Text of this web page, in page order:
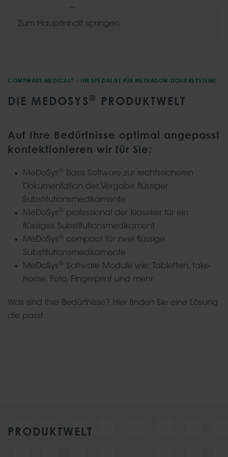
Zum Hauptinhalt springen
COMPWARE MEDICAL® - IHR SPEZIALIST FÜR METHADON-DOSIERSYSTEME
DIE MEDOSYS® PRODUKTWELT
Auf Ihre Bedürfnisse optimal angepasst
konfektionieren wir für Sie:
MeDoSys ®
Basis Software zur rechtssicheren
Dokumentation der Vergabe flüssiger
Substitutionsmedikamente
MeDoSys ® professional der Klassiker für ein
flüssiges Substitutionsmedikament
MeDoSys ® compact für zwei flüssige
Substitutionsmedikamente
MeDoSys ® Software Module wie: Tabletten, take-
home, Foto, Fingerprint und mehr
Was sind Ihre Bedürfnisse? Hier finden Sie eine Lösung
die passt.
PRODUKTWELT